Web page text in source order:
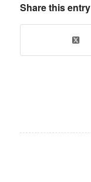
Share this entry